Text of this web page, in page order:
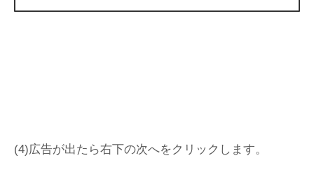
(4)広告が出たら右下の次へをクリックします。